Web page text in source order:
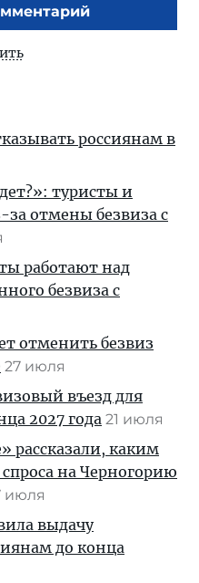
россиянам в
туристы и
за отмены безвиза с
работают над
безвиза с
отменить безвиз
27 июля
въезд для
2027 года 21 июля
рассказали, каким
на Черногорию
июля
выдачу
до конца